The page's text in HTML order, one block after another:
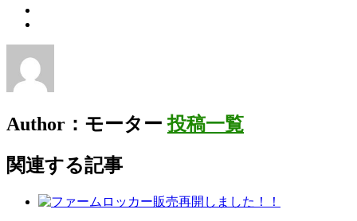
Author：モーター投稿一覧
関連する記事